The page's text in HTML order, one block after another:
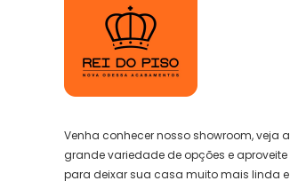
Venha conhecer nosso showroom, veja a
grande variedade de opções e aproveite
para deixar sua casa muito mais linda e